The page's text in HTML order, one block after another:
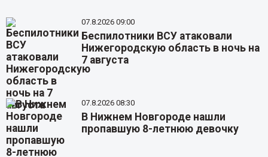
07.8.2026 09:00
Беспилотники ВСУ атаковали
Нижегородскую область в ночь на
7 августа
07.8.2026 08:30
В Нижнем Новгороде нашли
пропавшую 8-летнюю девочку